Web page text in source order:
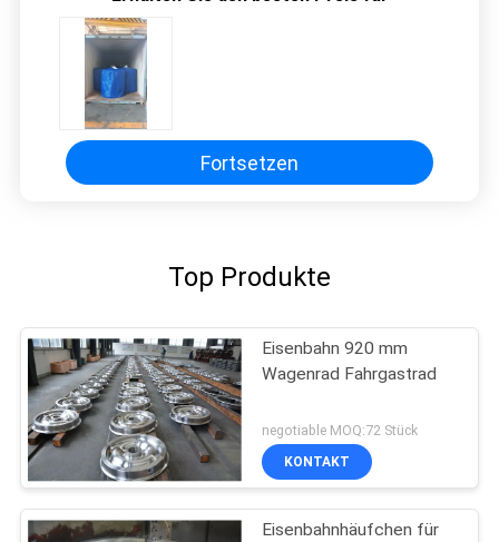
Fortsetzen
Top Produkte
Eisenbahn 920 mm
Wagenrad Fahrgastrad
negotiable MOQ:72 Stück
KONTAKT
Eisenbahnhäufchen für